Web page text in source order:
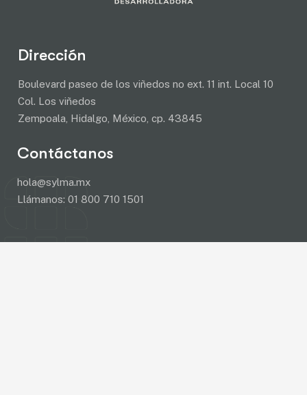
Dirección
Boulevard paseo de los viñedos no ext. 11 int. Local 10
Col. Los viñedos
Zempoala, Hidalgo, México, cp. 43845
Contáctanos
hola@sylma.mx
Llámanos: 01 800 710 1501